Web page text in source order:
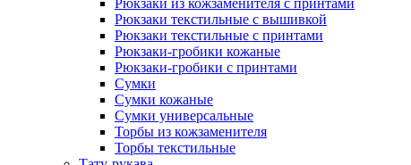
Рюкзаки из кожзаменителя с принтами
Рюкзаки текстильные с вышивкой
Рюкзаки текстильные с принтами
Рюкзаки-гробики кожаные
Рюкзаки-гробики с принтами
Сумки
Сумки кожаные
Сумки универсальные
Торбы из кожзаменителя
Торбы текстильные